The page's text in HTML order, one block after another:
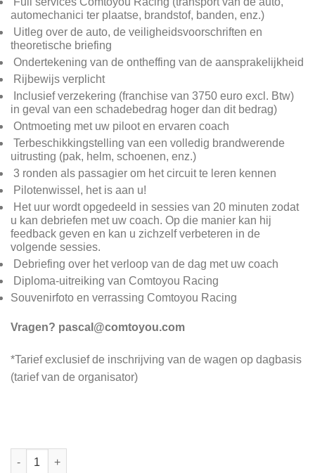
automechanici ter plaatse, brandstof, banden, enz.)
Uitleg over de auto, de veiligheidsvoorschriften en
theoretische briefing
Ondertekening van de ontheffing van de aansprakelijkheid
Rijbewijs verplicht
Inclusief verzekering (franchise van 3750 euro excl. Btw)
in geval van een schadebedrag hoger dan dit bedrag)
Ontmoeting met uw piloot en ervaren coach
Terbeschikkingstelling van een volledig brandwerende
uitrusting (pak, helm, schoenen, enz.)
3 ronden als passagier om het circuit te leren kennen
Pilotenwissel, het is aan u!
Het uur wordt opgedeeld in sessies van 20 minuten zodat
u kan debriefen met uw coach. Op die manier kan hij
feedback geven en kan u zichzelf verbeteren in de
volgende sessies.
Debriefing over het verloop van de dag met uw coach
Diploma-uitreiking van Comtoyou Racing
Souvenirfoto en verrassing Comtoyou Racing
Vragen? pascal@comtoyou.com
*Tarief exclusief de inschrijving van de wagen op dagbasis
(tarief van de organisator)